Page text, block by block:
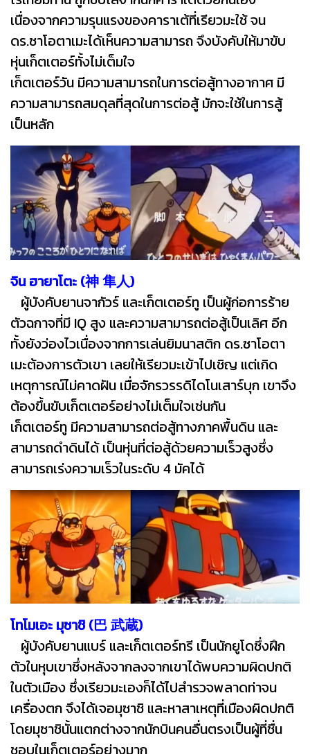
เนื่องจากความรุนแรงของคาราเต้ที่เรียวมะใช้ จน
ดร.ซาโอตาเมะได้เห็นความสามารถ จึงบังคับให้มาขับ
หุ่นเก็ตเตอร์ทั้งไม่เต็มใจ
เก็ตเตอร์วัน มีความสามารถในการต่อสู้ทางอากาศ มี
ความสามารถสมดุลที่สุดในการต่อสู้ มักจะใช้ในการสู้
เป็นหลัก
จิน ฮายาโตะ (神 隼人)
ผู้บังคับยานจากัวร์ และเก็ตเตอร์ทู เป็นผู้ก่อการร้าย
ตัวฉกาจที่มี IQ สูง และความสามารถต่อสู้เป็นเลิศ อีก
ทั้งยังว่องไวเนื่องจากการเล่นยิมนาสติก ดร.ซาโอตา
เมะต้องการตัวเขา เลยให้เรียวมะเข้าไปเชิญ แต่เกิด
เหตุการณ์ไม่คาดฝัน เมื่อจักรวรรดิไดโนเสาร์บุก เขาจึง
ต้องขึ้นขับเก็ตเตอร์อย่างไม่เต็มใจเช่นกัน
เก็ตเตอร์ทู มีความสามารถต่อสู้ทางภาคพื้นดิน และ
สามารถดำดินได้ เป็นหุ่นที่ต่อสู้ด้วยความเร็วสูงซึ่ง
สามารถเร่งความเร็วในระดับ 4 มัคได้
โทโมเอะ มุซาชิ (巴 武蔵)
ผู้บังคับยานแบร์ และเก็ตเตอร์ทรี เป็นนักยูโดซึ่งฝึก
ตัวในหุบเขาซึ่งหลังจากลงจากเขาได้พบความผิดปกติ
ในตัวเมือง ซึ่งเรียวมะเองก็ได้ไปสำรวจพลาดท่าจน
เครื่องตก จึงได้เจอมุซาชิ และหาสาเหตุที่เมืองผิดปกติ
โดยมุซาชินั้นแตกต่างจากนักบินคนอื่นตรงเป็นผู้ที่ชื่น
ชอบในเก็ตเตอร์อย่างมาก